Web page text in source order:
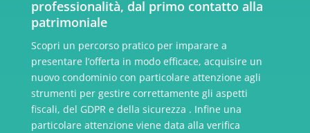
professionalità, dal primo contatto alla
patrimoniale
Scopri un percorso pratico per imparare a
presentare l’offerta in modo efficace, acquisire un
nuovo condominio con particolare attenzione agli
strumenti per gestire correttamente gli aspetti
fiscali, del GDPR e della sicurezza . Infine una
particolare attenzione viene data alla verifica